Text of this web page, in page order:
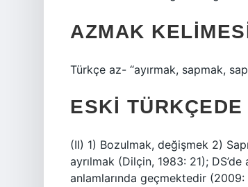
AZMAK
Türkçe az- “ayırmak, sapmak,
ESKI
(II) 1) Bozulmak, değişmek 2)
ayrılmak (Dilçin, 1983: 21);
anlamlarında geçmektedir